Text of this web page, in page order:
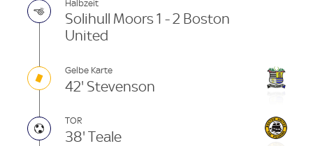
Halbzeit
Solihull Moors 1 - 2 Boston
United
Gelbe Karte
42' Stevenson
TOR
38' Teale